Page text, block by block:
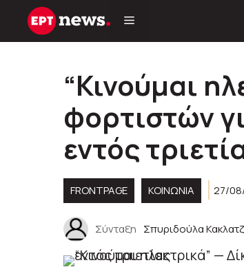
Μετάβαση
“Κινούμαι
φορτιστών
εντός
FRONTPAGE ΚΟΙΝΩΝΊΑ 27/
Σύνταξη Σπυριδούλα